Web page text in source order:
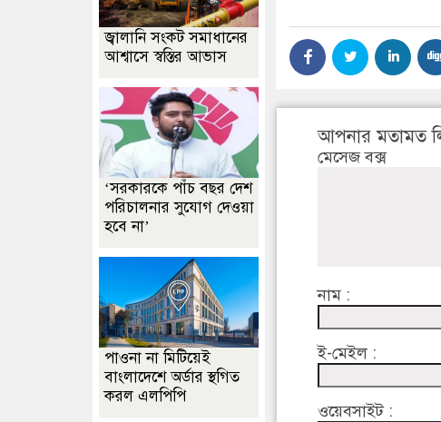
আপনার মতামত
মেসেজ বক্স
নাম :
ই-মেইল :
ওয়েবসাইট :
জ্বালানি সংকট সমাধানের
আশ্বাসে স্বস্তির আভাস
‘সরকারকে পাঁচ বছর দেশ
পরিচালনার সুযোগ দেওয়া
হবে না’
পাওনা না মিটিয়েই
বাংলাদেশে অর্ডার স্থগিত
করল এলপিপি